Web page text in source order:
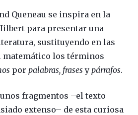
Queneau se inspira en la
para presentar una
sustituyendo en las
los términos
por palabras, frases y párrafos.
fragmentos –el texto
extenso– de esta curiosa